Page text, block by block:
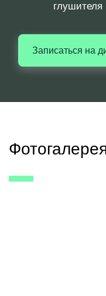
глушителя
Записаться на